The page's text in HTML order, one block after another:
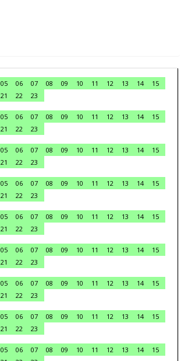
05 06 07 08 09 10 11 12 13 14
15
21 22
23
05 06 07 08 09 10 11 12 13 14
15
21 22
23
05 06 07 08 09 10 11 12 13 14
15
21 22
23
05 06 07 08 09 10 11 12 13 14
15
21 22
23
05 06 07 08 09 10 11 12 13 14
15
21 22
23
05 06 07 08 09 10 11 12 13 14
15
21 22
23
05 06 07 08 09 10 11 12 13 14
15
21 22
23
05 06 07 08 09 10 11 12 13 14
15
21 22
23
05 06 07 08 09 10 11 12 13 14
15